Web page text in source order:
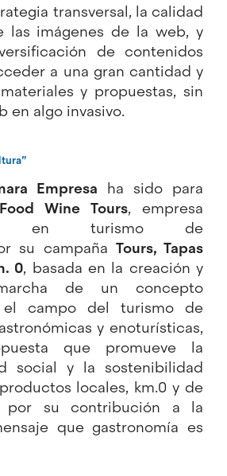
transversal, la calidad
las imágenes de la web, y
de contenidos
a una gran cantidad y
y propuestas, sin
en algo invasivo.
Empresa ha sido para
Wine Tours, empresa
en turismo de
su campaña Tours, Tapas
0, basada en la creación y
de un concepto
el campo del turismo de
y enoturísticas,
que promueve la
social y la sostenibilidad
locales, km.0 y de
por su contribución a la
que gastronomía es